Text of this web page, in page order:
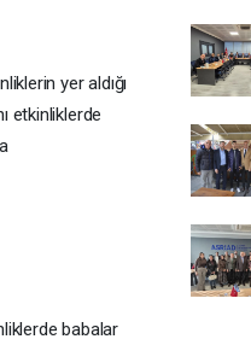
yer aldığı
etkinliklerde
babalar